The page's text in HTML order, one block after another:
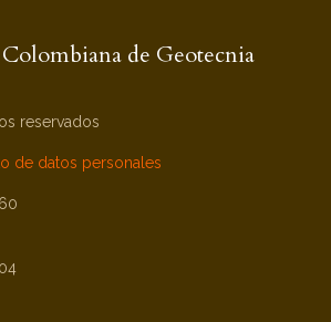
de Geotecnia
reservados
de datos personales